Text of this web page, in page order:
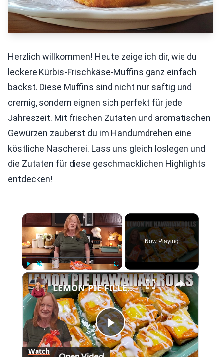
Herzlich willkommen! Heute zeige ich dir, wie du
leckere Kürbis-Frischkäse-Muffins ganz einfach
backst. Diese Muffins sind nicht nur saftig und
cremig, sondern eignen sich perfekt für jede
Jahreszeit. Mit frischen Zutaten und aromatischen
Gewürzen zauberst du im Handumdrehen eine
köstliche Nascherei. Lass uns gleich loslegen und
die Zutaten für diese geschmacklichen Highlights
entdecken!
×
Play Unmute Fullscreen
Now Playing
×
Play
LEMON PIE FILLED HAWAIIAN ROLLS Tastes Like a Delicious Donut
Watch